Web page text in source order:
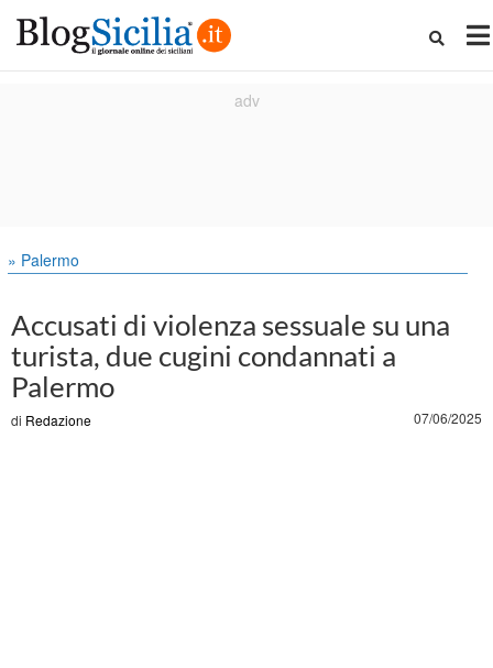
» Palermo
Accusati di violenza sessuale su una
turista, due cugini condannati a
Palermo
di Redazione 07/06/2025